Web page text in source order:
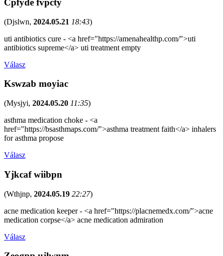
Cpfyde fvpcty
(Djslwn, 2024.05.21 18:43)
uti antibiotics cure - <a href="https://amenahealthp.com/">uti
antibiotics supreme</a> uti treatment empty
Válasz
Kswzab moyiac
(Mysjyi, 2024.05.20 11:35)
asthma medication choke - <a
href="https://bsasthmaps.com/">asthma treatment faith</a> inhalers
for asthma propose
Válasz
Yjkcaf wiibpn
(Wthjnp, 2024.05.19 22:27)
acne medication keeper - <a href="https://placnemedx.com/">acne
medication corpse</a> acne medication admiration
Válasz